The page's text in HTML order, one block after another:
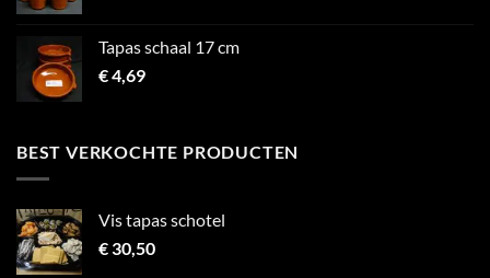
Tapas schaal 17 cm
€4,69
BEST VERKOCHTE PRODUCTEN
Vis tapas schotel
€30,50